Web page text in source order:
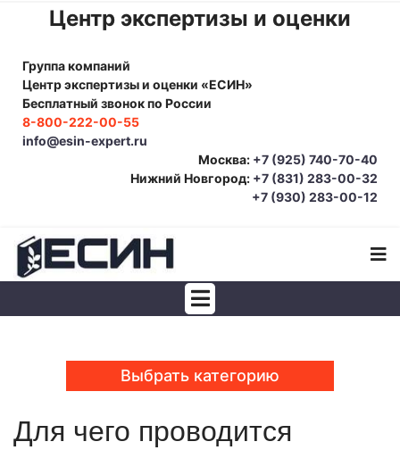
Центр экспертизы и оценки
Группа компаний
Центр экспертизы и оценки «ЕСИН»
Бесплатный звонок по России
8-800-222-00-55
info@esin-expert.ru
Москва: +7 (925) 740-70-40
Нижний Новгород: +7 (831) 283-00-32
+7 (930) 283-00-12
Почерковедческая экспертиза
Товароведческая экспертиза
Автотехническая экспертиза
Выбрать категорию
Фоноскопическая экспертиза
Для чего проводится